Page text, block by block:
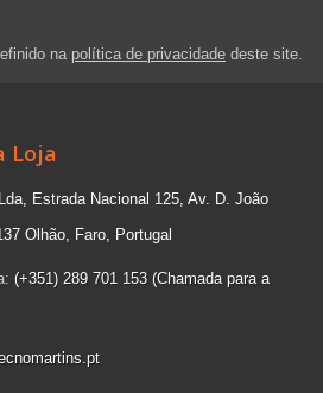
na política de privacidade deste site.
Loja
Estrada Nacional 125, Av. D. João
Olhão, Faro, Portugal
(+351) 289 701 153 (Chamada para a